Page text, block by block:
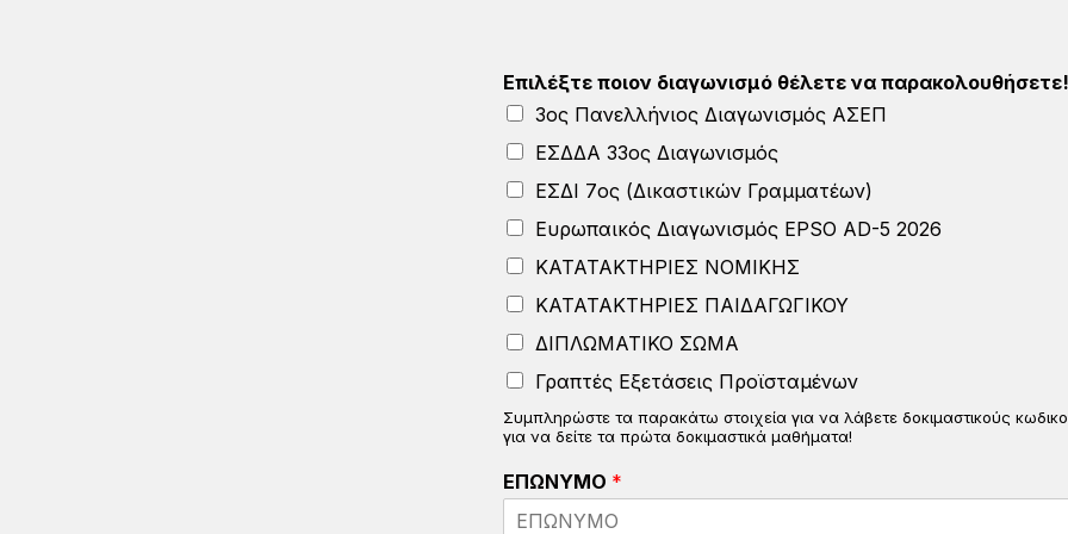
Επιλέξτε ποιον διαγωνισμό θέλετε να παρακολουθήσετε!
3ος Πανελλήνιος Διαγωνισμός ΑΣΕΠ
ΕΣΔΔΑ 33ος Διαγωνισμός
ΕΣΔΙ 7ος (Δικαστικών Γραμματέων)
Ευρωπαικός Διαγωνισμός EPSO AD-5 2026
ΚΑΤΑΤΑΚΤΗΡΙΕΣ ΝΟΜΙΚΗΣ
ΚΑΤΑΤΑΚΤΗΡΙΕΣ ΠΑΙΔΑΓΩΓΙΚΟΥ
ΔΙΠΛΩΜΑΤΙΚΟ ΣΩΜΑ
Γραπτές Εξετάσεις Προϊσταμένων
Συμπληρώστε τα παρακάτω στοιχεία για να λάβετε δοκιμαστικούς
για να δείτε τα πρώτα δοκιμαστικά μαθήματα!
ΕΠΩΝΥΜΟ *